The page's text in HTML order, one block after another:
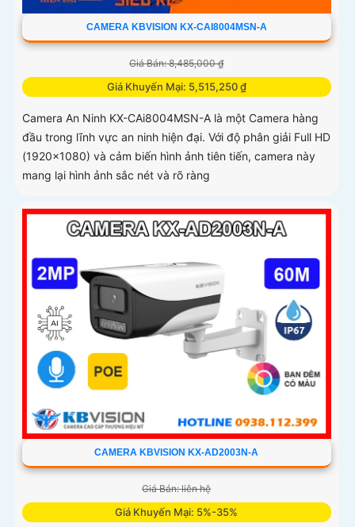
CAMERA KBVISION KX-CAI8004MSN-A
Giá Bán: 8,485,000 ₫
Giá Khuyến Mại: 5,515,250 ₫
Camera An Ninh KX-CAi8004MSN-A là một Camera hàng
đầu trong lĩnh vực an ninh hiện đại. Với độ phân giải Full HD
(1920x1080) và cảm biến hình ảnh tiên tiến, camera này
mang lại hình ảnh sắc nét và rõ ràng
CAMERA KBVISION KX-AD2003N-A
Giá Bán: liên hệ
Giá Khuyến Mại: 5%-35%